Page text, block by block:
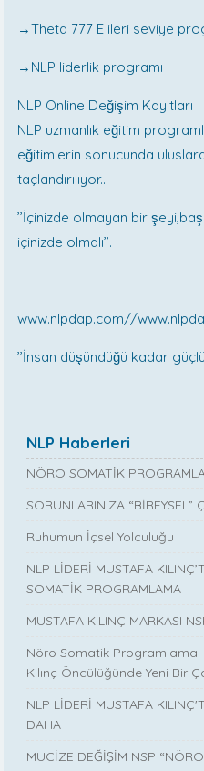
→Theta 777 E ileri seviye
→NLP liderlik programı
NLP Online Değişim Kayıtları
NLP uzmanlık eğitim
eğitimlerin sonucunda
taçlandırılıyor...
’’İçinizde olmayan bir
içinizde olmalı’’.
www.nlpdap.com//
’’İnsan düşündüğü kadar
NLP Haberleri
NÖRO SOMATİK
SORUNLARINIZA “BİREYSEL”
Ruhumun İçsel Yolculuğu
NLP LİDERİ MUSTAFA
SOMATİK PROGRAMLAMA
MUSTAFA KILINÇ MARKASI
Nöro Somatik
Kılınç Öncülüğünde Yeni Bir
NLP LİDERİ MUSTAFA
DAHA
MUCİZE DEĞİŞİM NSP